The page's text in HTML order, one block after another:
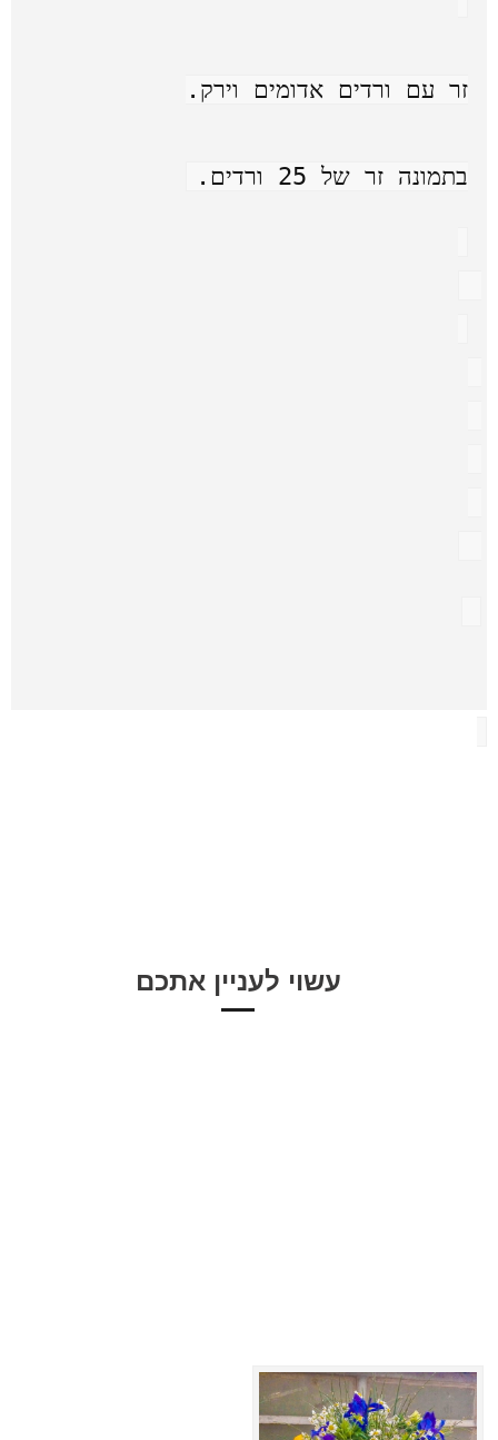
זר עם ורדים אדומים וירק.
בתמונה זר של 25 ורדים.
עשוי לעניין אתכם